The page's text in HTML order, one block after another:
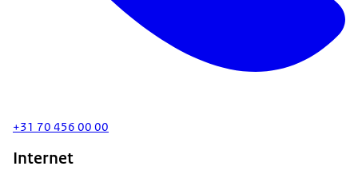
+31 70 456 00 00
Internet